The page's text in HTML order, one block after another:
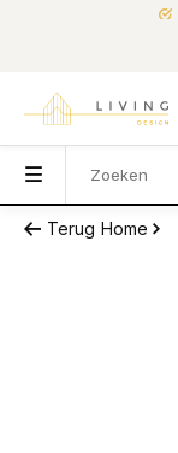
Terug Home